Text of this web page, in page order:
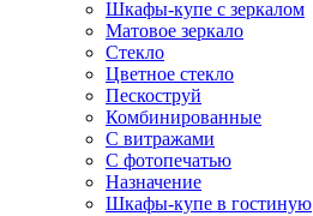
Шкафы-купе с зеркалом
Матовое зеркало
Стекло
Цветное стекло
Пескоструй
Комбинированные
С витражами
С фотопечатью
Назначение
Шкафы-купе в гостиную